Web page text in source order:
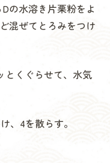
の水溶き片栗粉をよ
混ぜてとろみをつけ
くぐらせて、水気
、4を散らす。